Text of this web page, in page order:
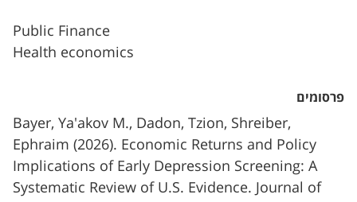
Public Finance
Health economics
פרסומים
Bayer, Ya'akov M., Dadon, Tzion, Shreiber,
Ephraim (2026). Economic Returns and Policy
Implications of Early Depression Screening: A
Systematic Review of U.S. Evidence. Journal of